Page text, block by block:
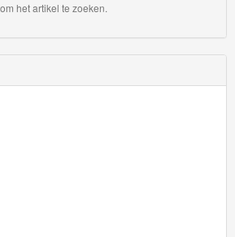
het artikel te zoeken.